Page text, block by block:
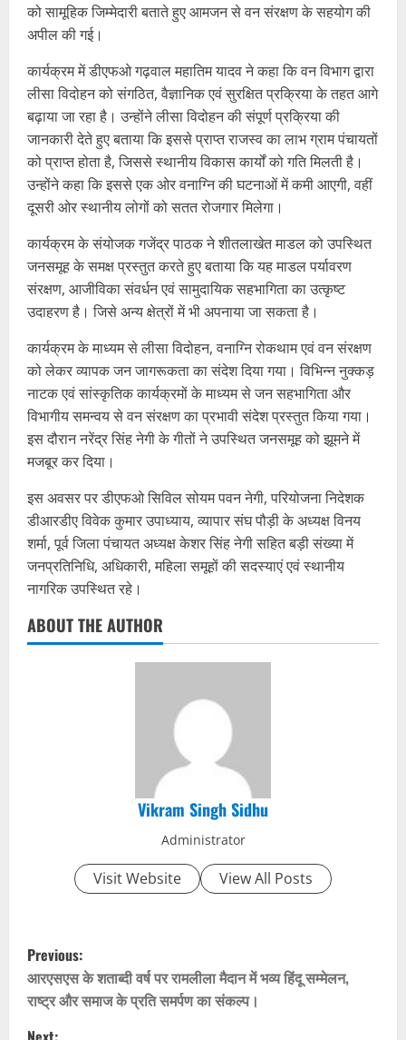
को सामूहिक जिम्मेदारी बताते हुए आमजन से वन संरक्षण के सहयोग की
अपील की गई।
कार्यक्रम में डीएफओ गढ़वाल महातिम यादव ने कहा कि वन विभाग द्वारा
लीसा विदोहन को संगठित, वैज्ञानिक एवं सुरक्षित प्रक्रिया के तहत आगे
बढ़ाया जा रहा है। उन्होंने लीसा विदोहन की संपूर्ण प्रक्रिया की
जानकारी देते हुए बताया कि इससे प्राप्त राजस्व का लाभ ग्राम पंचायतों
को प्राप्त होता है, जिससे स्थानीय विकास कार्यों को गति मिलती है।
उन्होंने कहा कि इससे एक ओर वनाग्नि की घटनाओं में कमी आएगी, वहीं
दूसरी ओर स्थानीय लोगों को सतत रोजगार मिलेगा।
कार्यक्रम के संयोजक गजेंद्र पाठक ने शीतलाखेत माडल को उपस्थित
जनसमूह के समक्ष प्रस्तुत करते हुए बताया कि यह माडल पर्यावरण
संरक्षण, आजीविका संवर्धन एवं सामुदायिक सहभागिता का उत्कृष्ट
उदाहरण है। जिसे अन्य क्षेत्रों में भी अपनाया जा सकता है।
कार्यक्रम के माध्यम से लीसा विदोहन, वनाग्नि रोकथाम एवं वन संरक्षण
को लेकर व्यापक जन जागरूकता का संदेश दिया गया। विभिन्न नुक्कड़
नाटक एवं सांस्कृतिक कार्यक्रमों के माध्यम से जन सहभागिता और
विभागीय समन्वय से वन संरक्षण का प्रभावी संदेश प्रस्तुत किया गया।
इस दौरान नरेंद्र सिंह नेगी के गीतों ने उपस्थित जनसमूह को झूमने में
मजबूर कर दिया।
इस अवसर पर डीएफओ सिविल सोयम पवन नेगी, परियोजना निदेशक
डीआरडीए विवेक कुमार उपाध्याय, व्यापार संघ पौड़ी के अध्यक्ष विनय
शर्मा, पूर्व जिला पंचायत अध्यक्ष केशर सिंह नेगी सहित बड़ी संख्या में
जनप्रतिनिधि, अधिकारी, महिला समूहों की सदस्याएं एवं स्थानीय
नागरिक उपस्थित रहे।
ABOUT THE AUTHOR
Vikram Singh Sidhu
Administrator
Visit Website View All Posts
P
o
s
Previous:
आरएसएस के शताब्दी वर्ष पर रामलीला मैदान में भव्य हिंदू सम्मेलन,
राष्ट्र और समाज के प्रति समर्पण का संकल्प।